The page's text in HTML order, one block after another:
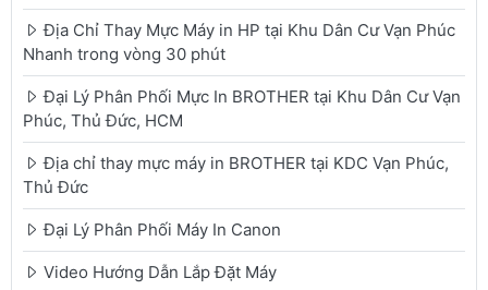
Địa Chỉ Thay Mực Máy in HP tại Khu Dân Cư Vạn Phúc
Nhanh trong vòng 30 phút
Đại Lý Phân Phối Mực In BROTHER tại Khu Dân Cư Vạn
Phúc, Thủ Đức, HCM
Địa chỉ thay mực máy in BROTHER tại KDC Vạn Phúc,
Thủ Đức
Đại Lý Phân Phối Máy In Canon
Video Hướng Dẫn Lắp Đặt Máy